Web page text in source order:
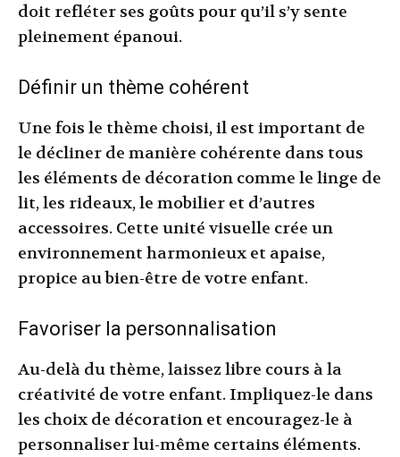
doit refléter ses goûts pour qu’il s’y sente
pleinement épanoui.
Définir un thème cohérent
Une fois le thème choisi, il est important de
le décliner de manière cohérente dans tous
les éléments de décoration comme le linge de
lit, les rideaux, le mobilier et d’autres
accessoires. Cette unité visuelle crée un
environnement harmonieux et apaise,
propice au bien-être de votre enfant.
Favoriser la personnalisation
Au-delà du thème, laissez libre cours à la
créativité de votre enfant. Impliquez-le dans
les choix de décoration et encouragez-le à
personnaliser lui-même certains éléments.